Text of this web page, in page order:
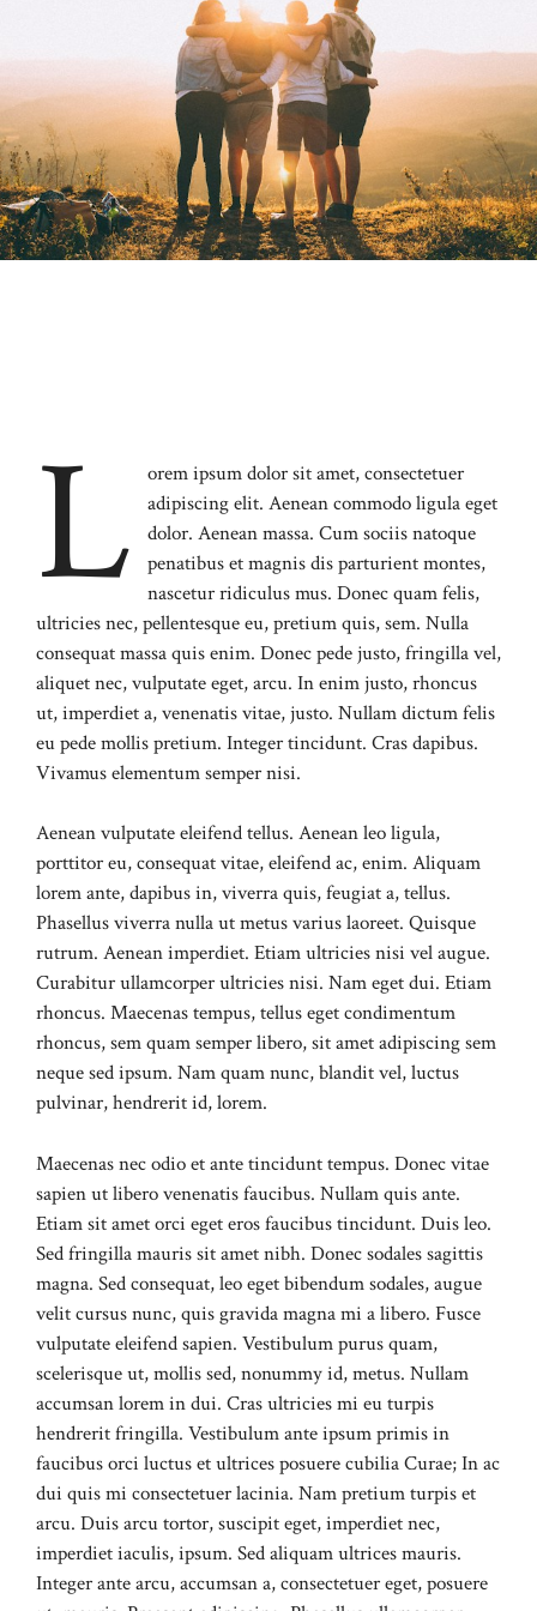
L
orem ipsum dolor sit amet, consectetuer
adipiscing elit. Aenean commodo ligula eget
dolor. Aenean massa. Cum sociis natoque
penatibus et magnis dis parturient montes,
nascetur ridiculus mus. Donec quam felis,
ultricies nec, pellentesque eu, pretium quis, sem. Nulla
consequat massa quis enim. Donec pede justo, fringilla vel,
aliquet nec, vulputate eget, arcu. In enim justo, rhoncus
ut, imperdiet a, venenatis vitae, justo. Nullam dictum felis
eu pede mollis pretium. Integer tincidunt. Cras dapibus.
Vivamus elementum semper nisi.
Aenean vulputate eleifend tellus. Aenean leo ligula,
porttitor eu, consequat vitae, eleifend ac, enim. Aliquam
lorem ante, dapibus in, viverra quis, feugiat a, tellus.
Phasellus viverra nulla ut metus varius laoreet. Quisque
rutrum. Aenean imperdiet. Etiam ultricies nisi vel augue.
Curabitur ullamcorper ultricies nisi. Nam eget dui. Etiam
rhoncus. Maecenas tempus, tellus eget condimentum
rhoncus, sem quam semper libero, sit amet adipiscing sem
neque sed ipsum. Nam quam nunc, blandit vel, luctus
pulvinar, hendrerit id, lorem.
Maecenas nec odio et ante tincidunt tempus. Donec vitae
sapien ut libero venenatis faucibus. Nullam quis ante.
Etiam sit amet orci eget eros faucibus tincidunt. Duis leo.
Sed fringilla mauris sit amet nibh. Donec sodales sagittis
magna. Sed consequat, leo eget bibendum sodales, augue
velit cursus nunc, quis gravida magna mi a libero. Fusce
vulputate eleifend sapien. Vestibulum purus quam,
scelerisque ut, mollis sed, nonummy id, metus. Nullam
accumsan lorem in dui. Cras ultricies mi eu turpis
hendrerit fringilla. Vestibulum ante ipsum primis in
faucibus orci luctus et ultrices posuere cubilia Curae; In ac
dui quis mi consectetuer lacinia. Nam pretium turpis et
arcu. Duis arcu tortor, suscipit eget, imperdiet nec,
imperdiet iaculis, ipsum. Sed aliquam ultrices mauris.
Integer ante arcu, accumsan a, consectetuer eget, posuere